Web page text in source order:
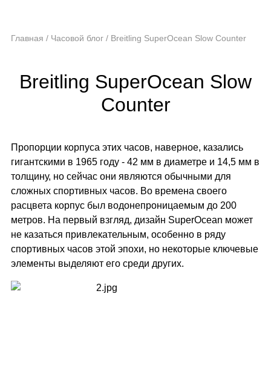
Главная / Часовой блог / Breitling SuperOcean Slow Counter
Breitling SuperOcean Slow
Counter
Пропорции корпуса этих часов, наверное, казались
гигантскими в 1965 году - 42 мм в диаметре и 14,5 мм в
толщину, но сейчас они являются обычными для
сложных спортивных часов. Во времена своего
расцвета корпус был водонепроницаемым до 200
метров. На первый взгляд, дизайн SuperOcean может
не казаться привлекательным, особенно в ряду
спортивных часов этой эпохи, но некоторые ключевые
элементы выделяют его среди других.